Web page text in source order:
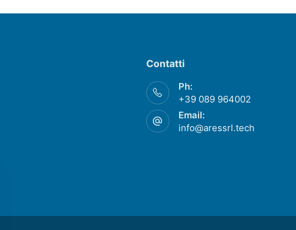
Contatti
Ph:
+39 089 964002
Email:
info@aressrl.tech